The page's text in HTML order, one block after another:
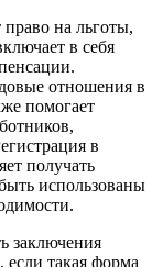
на льготы,
в себя
отношения в
помогает
в
получать
использованы
заключения
если такая форма